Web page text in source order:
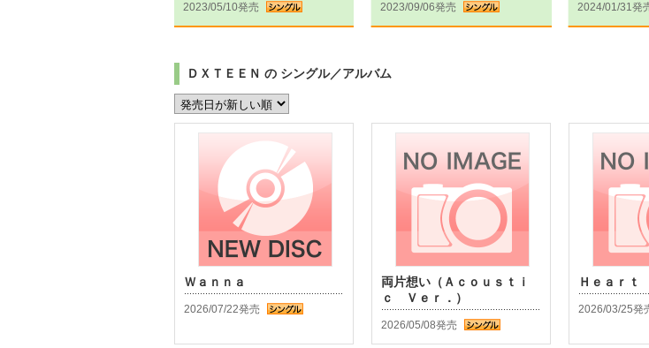
2023/05/10発売 2023/09/06発売 2024/01/31発
ＤＸＴＥＥＮ の シングル／アルバム
Ｗａｎｎａ
2026/07/22発売
両片想い（Ａｃｏｕｓｔｉ
ｃ Ｖｅｒ．）
2026/05/08発売
Ｈｅａｒｔ
2026/03/25発